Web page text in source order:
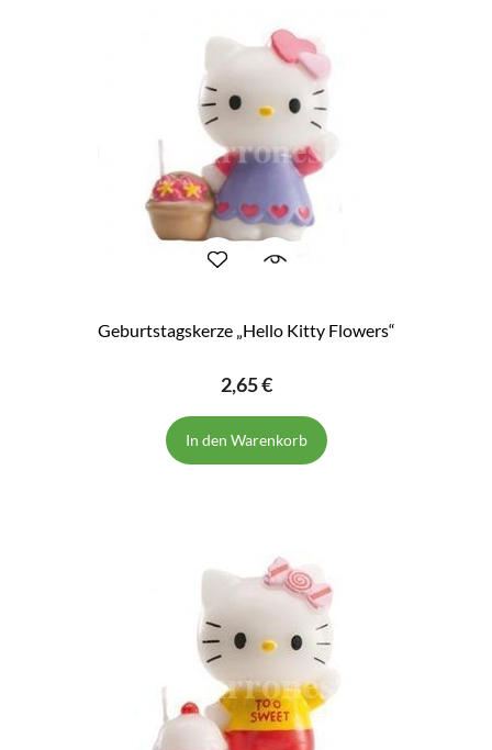
Geburtstagskerze „Hello Kitty Flowers“
2,65 €
In den Warenkorb